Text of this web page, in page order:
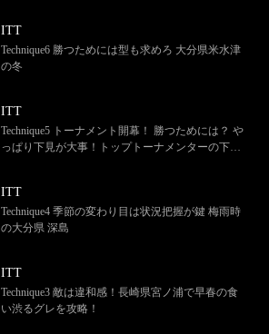
ITT
Technique6 勝つためには型も求めろ 大分県米水津
の冬
ITT
Technique5 トーナメント開幕！ 勝つためには？ や
っぱり下見が大事！トップトーナメンターの下見
ITT
Technique4 季節の変わり目は状況把握が鍵 梅雨時
の大分県 深島
ITT
Technique3 敵は違和感！長崎県宮ノ浦で早春の食
い渋るグレを攻略！